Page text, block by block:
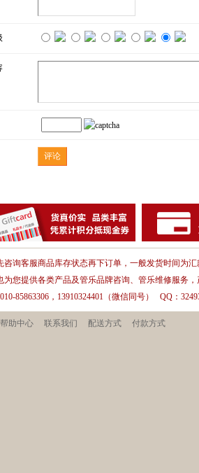
咨询客服商品库存状态再下订单，一般发货时间为汇
为您提供各类产品及管乐品牌咨询、管乐维修服务
85863306，13910324401（微信同号） QQ：
帮助中心 联系我们 配送方式 付款方式